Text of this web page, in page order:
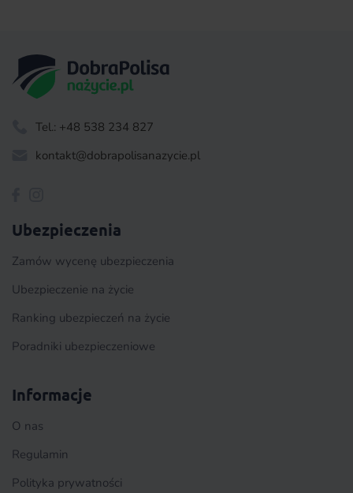
Tel.: +48 538 234 827
kontakt@dobrapolisanazycie.pl
Ubezpieczenia
Zamów wycenę ubezpieczenia
Ubezpieczenie na życie
Ranking ubezpieczeń na życie
Poradniki ubezpieczeniowe
Informacje
O nas
Regulamin
Polityka prywatności